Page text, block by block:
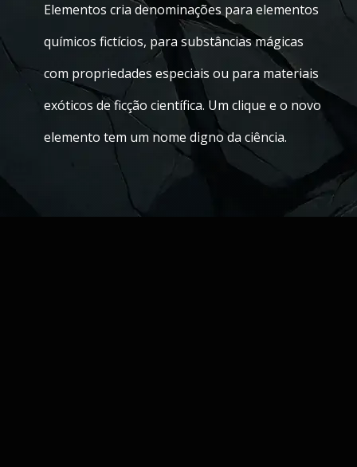
Elementos cria denominações para elementos
químicos fictícios, para substâncias mágicas
com propriedades especiais ou para materiais
exóticos de ficção científica. Um clique e o novo
elemento tem um nome digno da ciência.